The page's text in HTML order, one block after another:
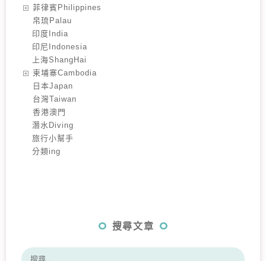
️菲律賓Philippines
️帛琉Palau
印度India
印尼Indonesia
上海ShangHai
️柬埔寨Cambodia
️日本Japan
️台灣Taiwan
️香港澳門
潛水Diving
旅行小幫手
分類ing
搜尋文章